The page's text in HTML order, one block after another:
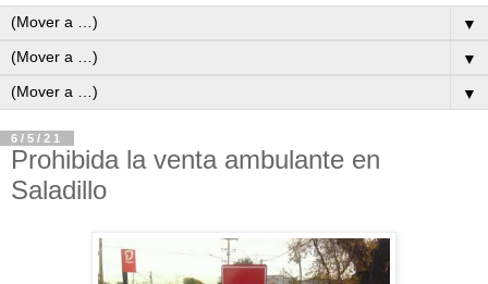
▼
▼
▼
6/5/21
Prohibida la venta ambulante en
Saladillo